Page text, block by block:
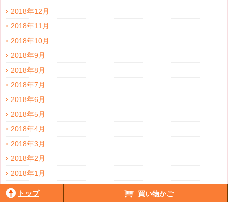
2018年12月
2018年11月
2018年10月
2018年9月
2018年8月
2018年7月
2018年6月
2018年5月
2018年4月
2018年3月
2018年2月
2018年1月
2017年12月
トップ 買い物かご